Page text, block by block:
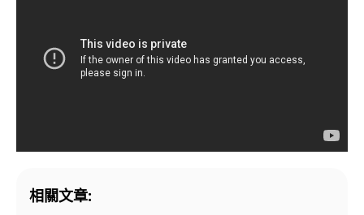
相關文章: